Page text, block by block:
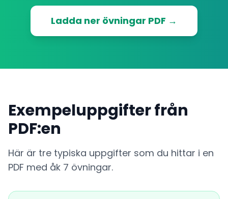
Ladda ner övningar PDF →
Exempeluppgifter från
PDF:en
Här är tre typiska uppgifter som du hittar i en
PDF med åk 7 övningar.